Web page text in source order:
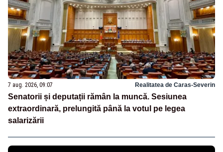
7 aug. 2026, 09:07 Realitatea de Caras-Severin
Senatorii și deputații rămân la muncă. Sesiunea
extraordinară, prelungită până la votul pe legea
salarizării